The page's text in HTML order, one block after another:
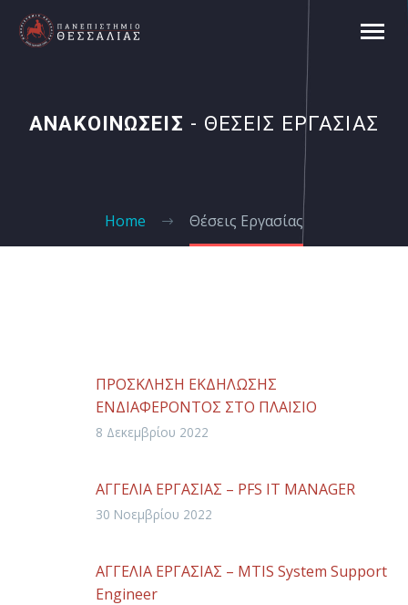
ΑΝΑΚΟΙΝΩΣΕΙΣ - ΘΕΣΕΙΣ ΕΡΓΑΣΙΑΣ
Home Θέσεις Εργασίας
ΠΡΟΣΚΛΗΣΗ ΕΚΔΗΛΩΣΗΣ
ΕΝΔΙΑΦΕΡΟΝΤΟΣ ΣΤΟ ΠΛΑΙΣΙΟ
ΥΛΟΠΟΙΗΣΗΣ ΤΗΣ ΠΡΑΞΗΣ «ΑΠΟΚΤΗΣΗ
ΔΙΔΑΚΤΟΡΙΚΟΥ» ΑΚ.ΕΤΟΣ 2022-2023
8 Δεκεμβρίου 2022
ΑΓΓΕΛΙΑ ΕΡΓΑΣΙΑΣ – PFS ΙT MANAGER
30 Νοεμβρίου 2022
ΑΓΓΕΛΙΑ ΕΡΓΑΣΙΑΣ – MTIS System Support
Engineer